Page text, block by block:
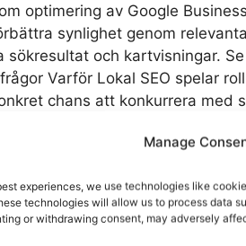
Manage
experiences, we use technologies like
technologies will allow us to process data
or withdrawing consent, may adversely
optimering av Google
synlighet genom
och kartvisningar.
Varför Lokal SEO spelar
chans att konkurrera
relevanta besökare och
telefonnummer (NAP). Välj
bilder regelbundet. Aktiv
och professionellt på
på long-tail-sökfraser
som fungerar lokalt